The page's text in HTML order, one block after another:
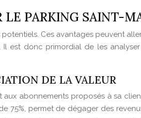
LE PARKING SAINT-
Ces avantages peuvent
est donc primordial de les
DE LA VALEUR
abonnements proposés à sa
75%, permet de dégager des